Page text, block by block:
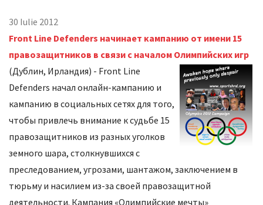
30 Iulie 2012
Front Line Defenders начинает кампанию от имени 15
правозащитников в связи с началом Олимпийских игр
(Дублин, Ирландия) - Front Line
Defenders начал онлайн-кампанию и
кампанию в социальных сетях для того,
чтобы привлечь внимание к судьбе 15
правозащитников из разных уголков
земного шара, столкнувшихся с
преследованием, угрозами, шантажом, заключением в
тюрьму и насилием из-за своей правозащитной
деятельности. Кампания «Олимпийские мечты»